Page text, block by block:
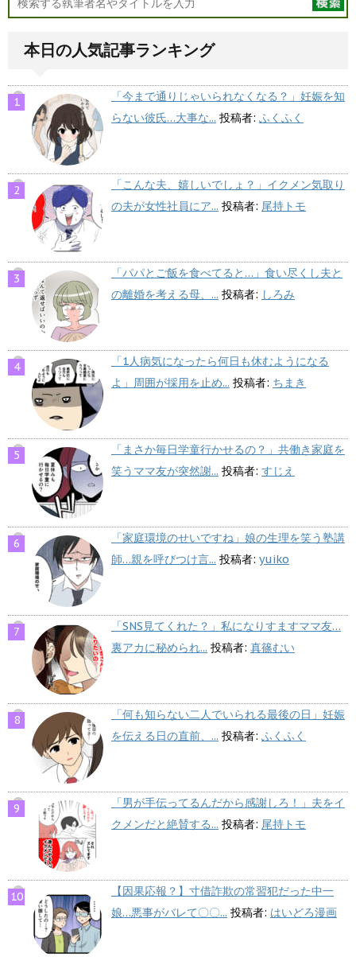
本日の人気記事ランキング
「今まで通りじゃいられなくなる？」妊娠を知
らない彼氏…大事な... 投稿者: ふくふく
「こんな夫、嬉しいでしょ？」イクメン気取り
の夫が女性社員にア... 投稿者: 尾持トモ
「パパとご飯を食べてると…」食い尽くし夫と
の離婚を考える母、... 投稿者: しろみ
「1人病気になったら何日も休むようになる
よ」周囲が採用を止め... 投稿者: ちまき
「まさか毎日学童行かせるの？」共働き家庭を
笑うママ友が突然謝... 投稿者: すじえ
「家庭環境のせいですね」娘の生理を笑う塾講
師…親を呼びつけ言... 投稿者: yuiko
「SNS見てくれた？」私になりすますママ友…
裏アカに秘められ... 投稿者: 真篠むい
「何も知らない二人でいられる最後の日」妊娠
を伝える日の直前、... 投稿者: ふくふく
「男が手伝ってるんだから感謝しろ！」夫をイ
クメンだと絶賛する... 投稿者: 尾持トモ
【因果応報？】寸借詐欺の常習犯だった中一
娘…悪事がバレて〇〇... 投稿者: はいどろ漫画